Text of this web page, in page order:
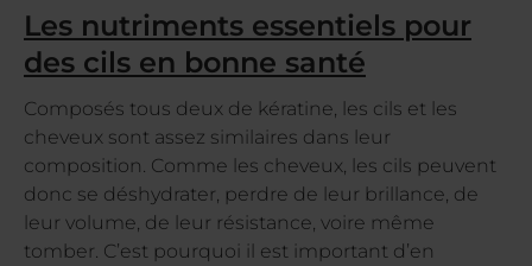
Les nutriments essentiels pour
des cils en bonne santé
Composés tous deux de kératine, les cils et les
cheveux sont assez similaires dans leur
composition. Comme les cheveux, les cils peuvent
donc se déshydrater, perdre de leur brillance, de
leur volume, de leur résistance, voire même
tomber. C’est pourquoi il est important d’en